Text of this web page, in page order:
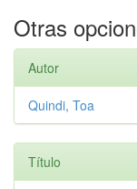
Otras
Autor
Quindi, Toa
Título